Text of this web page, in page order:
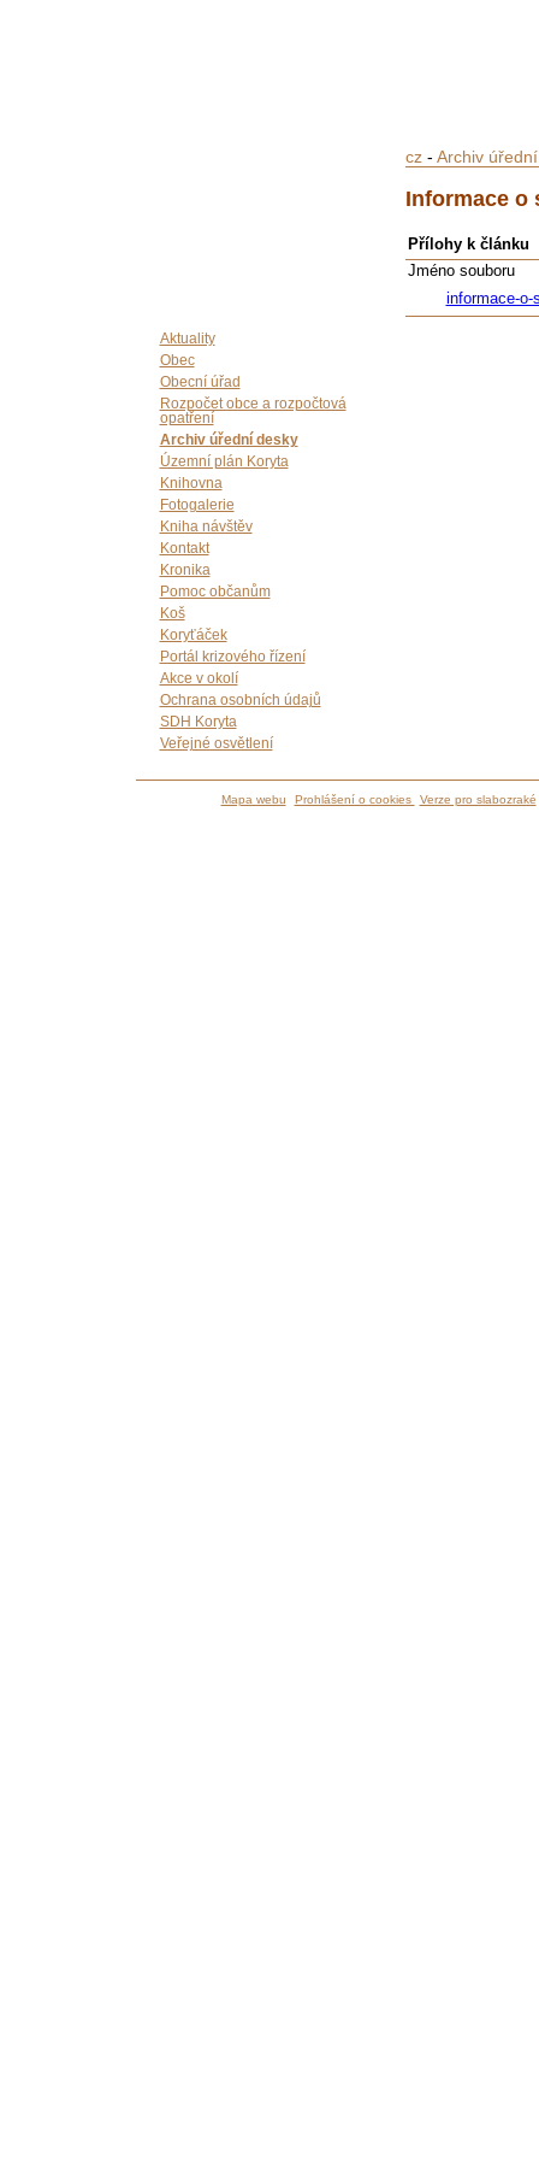
Aktuality
Obec
Obecní úřad
Rozpočet obce a rozpočtová
opatření
Archiv úřední desky
Územní plán Koryta
Knihovna
Fotogalerie
Kniha návštěv
Kontakt
Kronika
Pomoc občanům
Koš
Koryťáček
Portál krizového řízení
Akce v okolí
Ochrana osobních údajů
SDH Koryta
Veřejné osvětlení
cz- Archiv
Informace o
Přílohy k článku
Jméno souboru
informace-o-
Mapa webu Prohlášení o cookies Verze pro slabozraké